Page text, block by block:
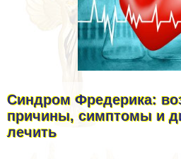
Синдром Фредерика:
причины, симптомы и
лечить